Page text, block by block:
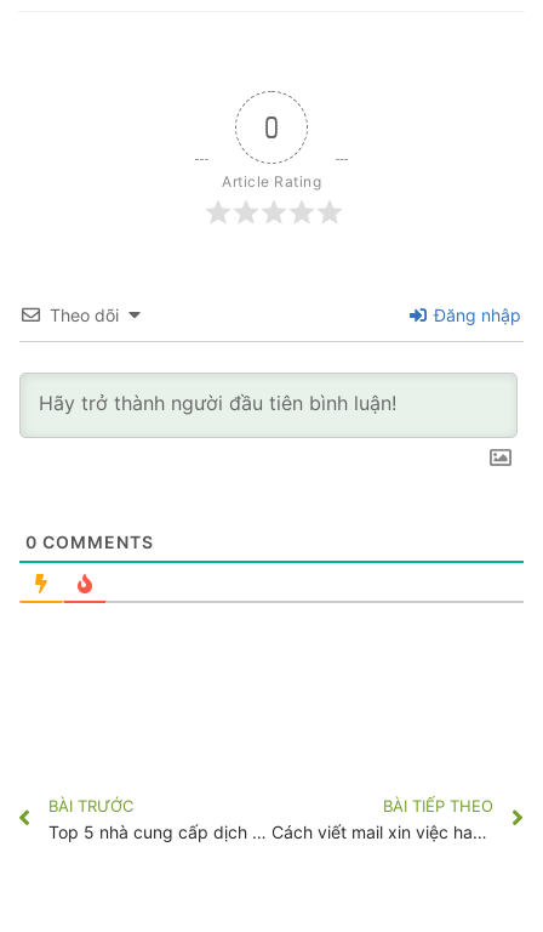
0
Article Rating
Theo dõi Đăng nhập
0 COMMENTS
BÀI TRƯỚC
Top 5 nhà cung cấp dịch vụ Cung Ứng – Cho thuê lao động nổi tiếng nhất Tại TP.HCM, Bình Dương, Long An Và Đồng Nai.
BÀI TIẾP THEO
Cách viết mail xin việc hay nhất chinh phục mọi nhà tuyển dụng